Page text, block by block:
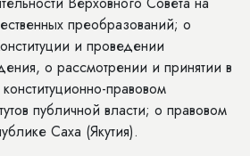
преобразований; о
и проведении
о рассмотрении и принятии в
правовом
публичной власти; о правовом
Саха (Якутия).